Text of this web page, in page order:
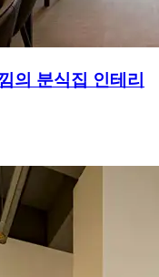
의 분식집 인테리